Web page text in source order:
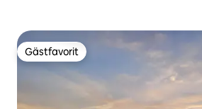
Gästfavorit
Gästfavorit